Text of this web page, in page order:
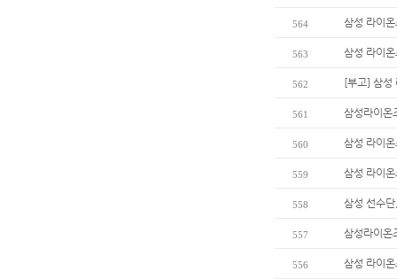
564 삼성 라이
563 삼성 라이
562 [부고] 삼성
561 삼성라이온
560 삼성 라이
559 삼성 라이
558 삼성 선수
557 삼성라이온
556 삼성 라이